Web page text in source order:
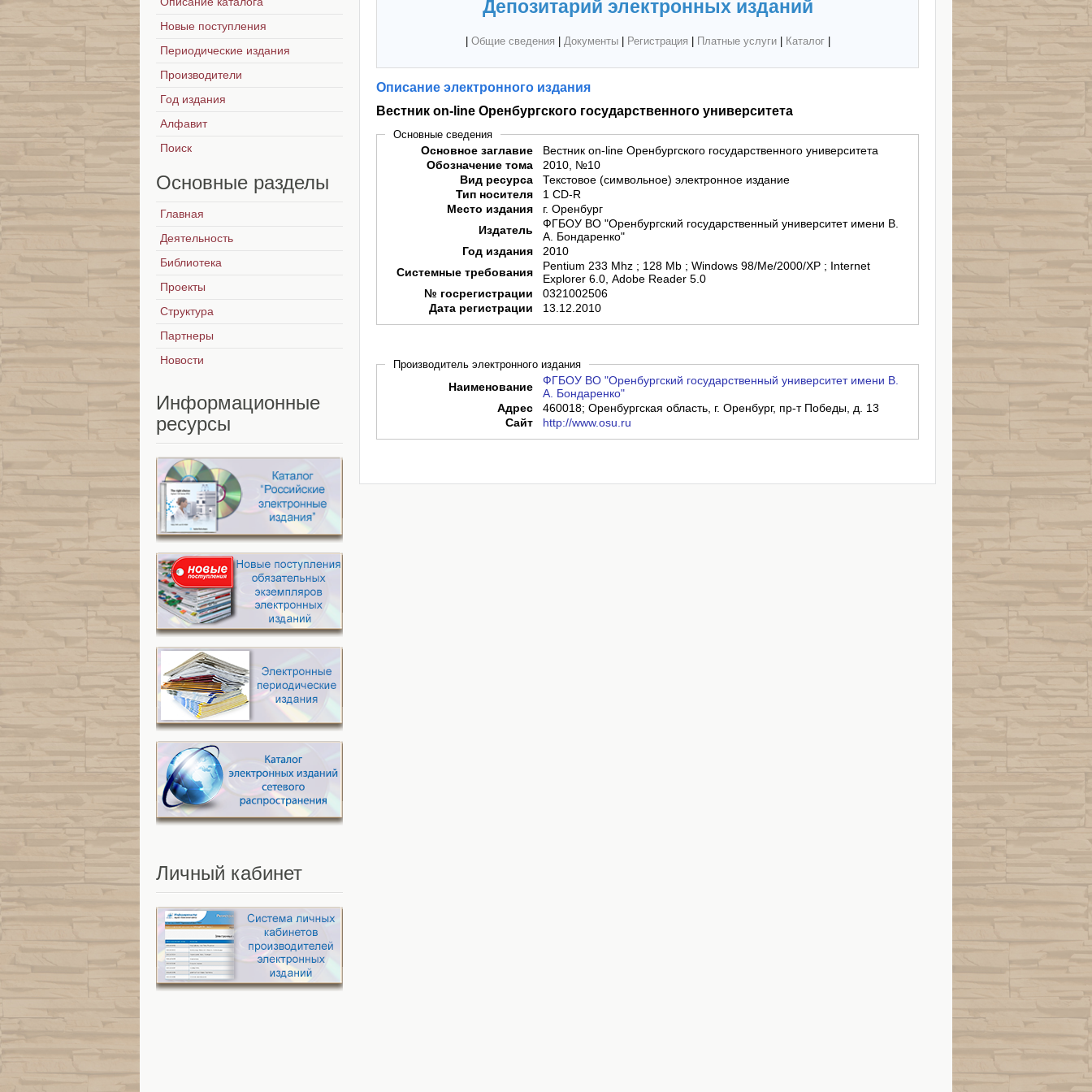
Депозитарий электронных изданий
Общие сведения Документы| Регистрация Платные услуги| Каталог|
Описание электронного издания
Вестник on-line Оренбургского государственного университета
Основные сведения
Основное заглавие
Вестник on-line Оренбургского государственного университета
Обозначение тома
2010, №10
Вид ресурса
Текстовое (символьное) электронное издание
Тип носителя
1 CD-R
Место издания
г. Оренбург
Издатель
ФГБОУ ВО "Оренбургский государственный университет имени В.
А. Бондаренко"
Год издания
2010
Системные требования
Pentium 233 Mhz ; 128 Mb ; Windows 98/Me/2000/XP ; Internet
Explorer 6.0, Adobe Reader 5.0
№ госрегистрации
0321002506
Дата регистрации
13.12.2010
Производитель электронного издания
Наименование
ФГБОУ ВО "Оренбургский государственный университет имени В.
А. Бондаренко"
Адрес
460018; Оренбургская область, г. Оренбург, пр-т Победы, д. 13
Сайт
http://www.osu.ru
Новые поступления
Периодические издания
Производители
Год издания
Алфавит
Поиск
Основные разделы
Главная
Деятельность
Библиотека
Проекты
Структура
Партнеры
Новости
Информационные
ресурсы
Личный кабинет